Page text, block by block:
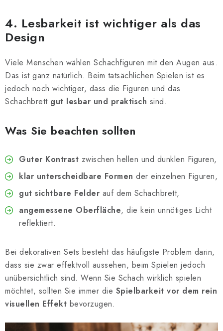
4. Lesbarkeit ist wichtiger als das
Design
Viele Menschen wählen Schachfiguren mit den Augen aus.
Das ist ganz natürlich. Beim tatsächlichen Spielen ist es
jedoch noch wichtiger, dass die Figuren und das
Schachbrett gut lesbar und praktisch sind.
Was Sie beachten sollten
Guter Kontrast zwischen hellen und dunklen Figuren,
klar unterscheidbare Formen der einzelnen Figuren,
gut sichtbare Felder auf dem Schachbrett,
angemessene Oberfläche, die kein unnötiges Licht
reflektiert.
Bei dekorativen Sets besteht das häufigste Problem darin,
dass sie zwar effektvoll aussehen, beim Spielen jedoch
unübersichtlich sind. Wenn Sie Schach wirklich spielen
möchtet, sollten Sie immer die Spielbarkeit vor dem rein
visuellen Effekt bevorzugen.